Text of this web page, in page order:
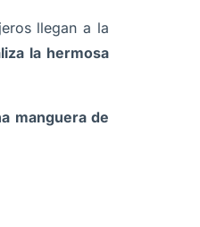
llegan a la
la hermosa
manguera de